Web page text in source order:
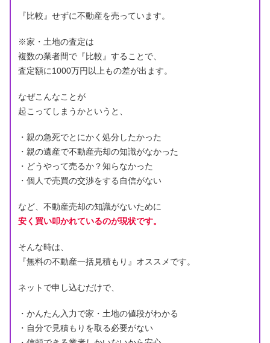
『比較』せずに不動産を売っています。
※家・土地の査定は
複数の業者間で『比較』することで、
査定額に1000万円以上もの差が出ます。
なぜこんなことが
起こってしまうかというと、
・親の急死でとにかく処分したかった
・親の遺産で不動産売却の知識がなかった
・どうやって売るか？知らなかった
・個人で売買の交渉をする自信がない
など、不動産売却の知識がないために
安く買い叩かれているのが現状です。
そんな時は、
『無料の不動産一括見積もり』オススメです。
ネットで申し込むだけで、
・かんたん入力で家・土地の値段がわかる
・自分で見積もりを取る必要がない